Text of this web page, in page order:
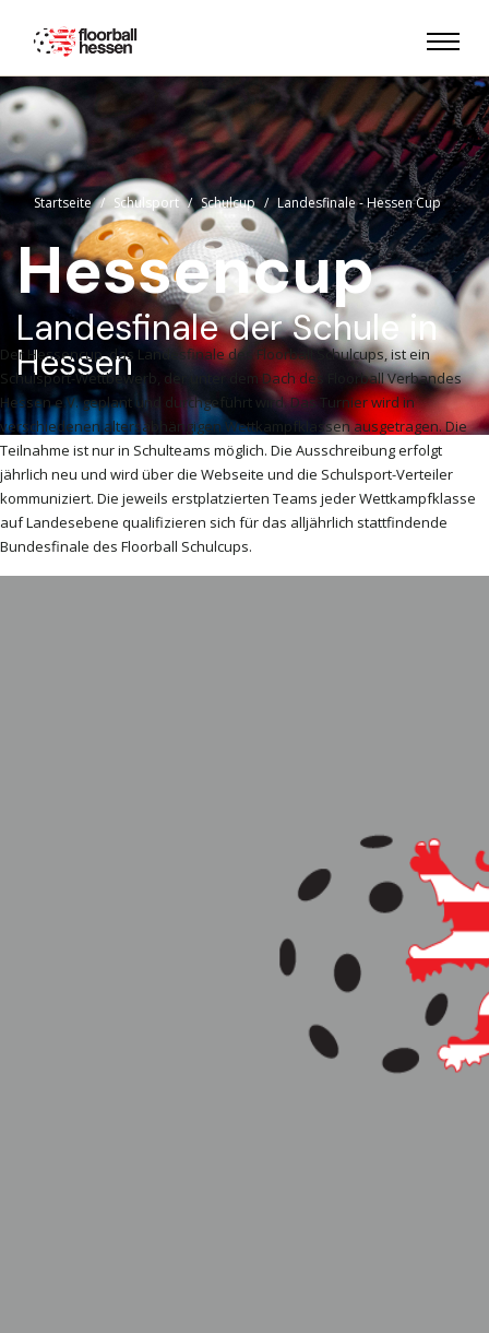
Startseite Schulsport Schulcup Landesfinale - Hessen Cup
Hessencup
Landesfinale der Schule in
Hessen
Der Hessencup, das Landesfinale des Floorball Schulcups, ist ein
Schulsport-Wettbewerb, der unter dem Dach des Floorball Verbandes
Hessen e.V. geplant und durchgeführt wird. Das Turnier wird in
verschiedenen altersabhängigen Wettkampfklassen ausgetragen. Die
Teilnahme ist nur in Schulteams möglich. Die Ausschreibung erfolgt
jährlich neu und wird über die Webseite und die Schulsport-Verteiler
kommuniziert. Die jeweils erstplatzierten Teams jeder Wettkampfklasse
auf Landesebene qualifizieren sich für das alljährlich stattfindende
Bundesfinale des Floorball Schulcups.